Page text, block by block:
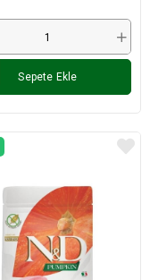
Sepete Ekle